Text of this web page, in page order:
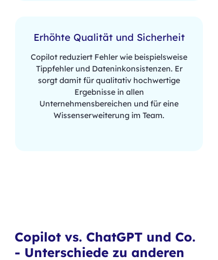
Erhöhte Qualität und Sicherheit
Copilot reduziert Fehler wie beispielsweise
Tippfehler und Dateninkonsistenzen. Er
sorgt damit für qualitativ hochwertige
Ergebnisse in allen
Unternehmensbereichen und für eine
Wissenserweiterung im Team.
Copilot vs. ChatGPT und Co.
- Unterschiede zu anderen